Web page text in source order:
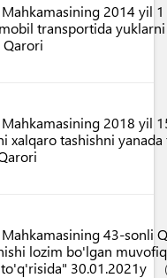
2014 yil
transportida
2018 yil
xalqaro tashishni
43-sonli
lozim bo'lgan
30.01.2021y